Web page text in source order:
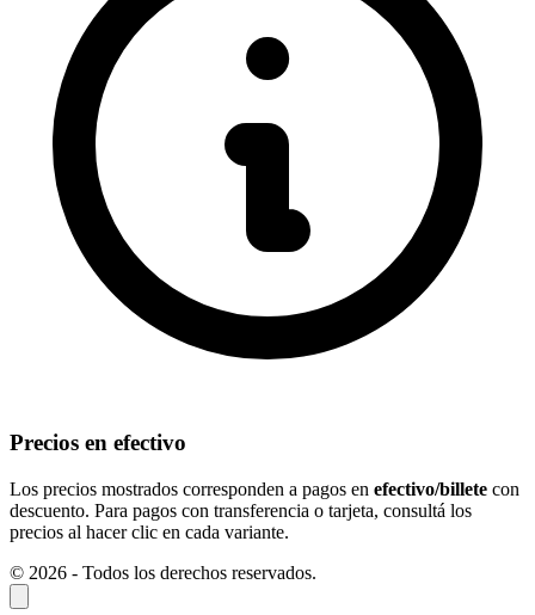
Precios en efectivo
Los precios mostrados corresponden a pagos en efectivo/billete con
descuento. Para pagos con transferencia o tarjeta, consultá los
precios al hacer clic en cada variante.
© 2026 - Todos los derechos reservados.